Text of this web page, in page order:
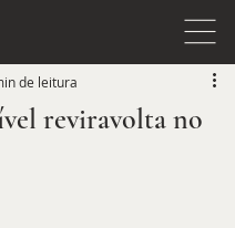
reviravolta no
de leitura